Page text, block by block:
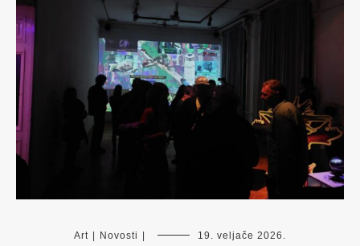
Art Novosti 19. veljače 2026.